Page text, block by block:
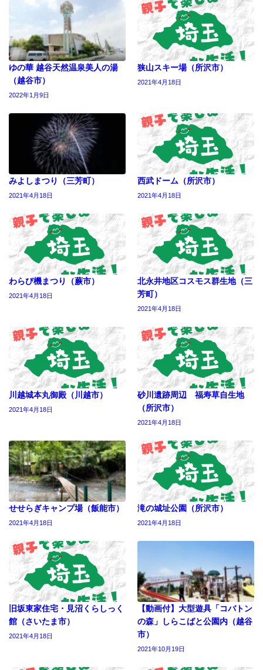
ゆの華 越谷天然温泉美人の湯
（越谷市）
2022年1月9日
狭山スキー場（所沢市）
2021年4月18日
みよしまつり（三芳町）
2021年4月18日
西武ドーム（所沢市）
2021年4月18日
わらび機まつり（蕨市）
2021年4月18日
北永井地区コスモス群生地（三
芳町）
2021年4月18日
川越城本丸御殿（川越市）
2021年4月18日
砂川遺跡周辺 福寿草自生地
（所沢市）
2021年4月18日
せせらぎキャンプ場（飯能市）
2021年4月18日
滝の城址公園（所沢市）
2021年4月18日
旧坂東家住宅・見沼くらしっく
館（さいたま市）
2021年4月18日
【動画付】大型遊具「コバトン
の森」しらこばと公園内（越谷
市）
2021年10月19日